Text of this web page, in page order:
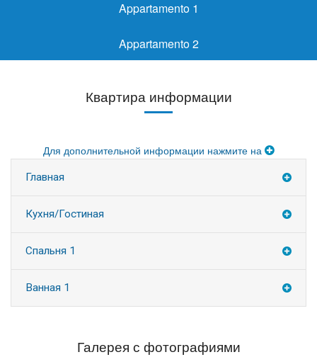
Appartamento 1
Appartamento 2
Квартира информации
Для дополнительной информации нажмите на
Главная
Кухня/Гостиная
Спальня 1
Ванная 1
Галерея с фотографиями